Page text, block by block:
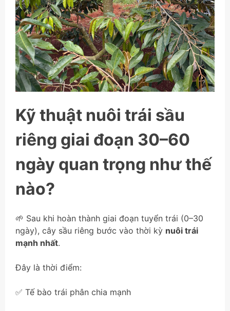
Kỹ thuật nuôi trái sầu
riêng giai đoạn 30–60
ngày quan trọng như thế
nào?
🌱 Sau khi hoàn thành giai đoạn tuyển trái (0–30
ngày), cây sầu riêng bước vào thời kỳ nuôi trái
mạnh nhất.
Đây là thời điểm:
✅ Tế bào trái phân chia mạnh